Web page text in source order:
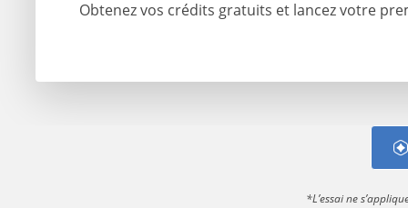
Obtenez vos crédits gratuits et lancez votre
*L’essai ne